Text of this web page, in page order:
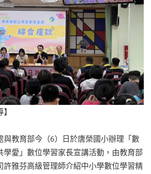
教育部今（6）日於唐榮國小辦理「數
學愛」數位學習家長宣講活動，由教育部
許雅芬高級管理師介紹中小學數位學習精